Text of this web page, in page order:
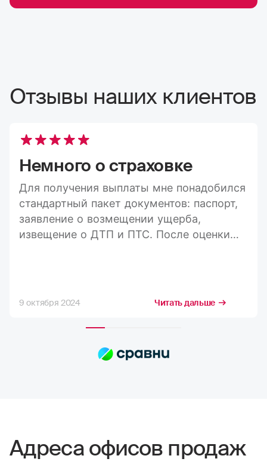
Отзывы наших клиентов
Немного о страховке
Для получения выплаты мне понадобился
стандартный пакет документов: паспорт,
заявление о возмещении ущерба,
извещение о ДТП и ПТС. После оценки
полностью устраивает расчёт страховых
договору, и их хватает на качественный
9 октября 2024 Читать дальше
Адреса офисов продаж